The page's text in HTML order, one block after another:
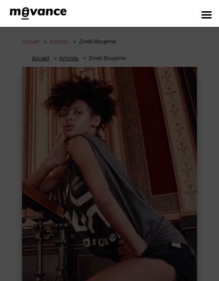
Accueil Artistes Zineb Boujema
Accueil Artistes Zineb Boujema